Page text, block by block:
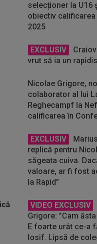
selecționer la U16
obiectiv calificarea
2025
EXCLUSIV
vrut să ia un
Nicolae Grigore,
colaborator al lui
Reghecampf la
calificarea în
EXCLUSIV
replică pentru
săgeata cuiva.
valoare, ar fi fost
la Rapid”
VIDEO EXCLUSIV
Grigore: ”Cam
E foarte urât ce-a
Iosif. Lipsă de